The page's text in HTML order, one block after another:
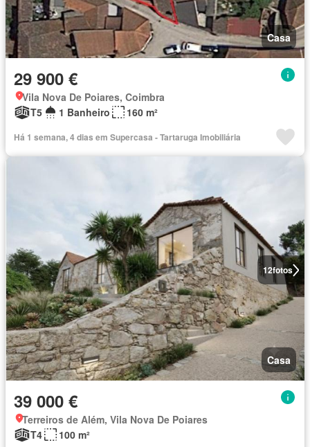
Casa
29 900 €
Vila Nova De Poiares, Coimbra
T5
1 Banheiro 160 m²
Há 1 semana, 4 dias em Supercasa - Tartaruga Imobiliária
12fotos
Casa
39 000 €
Terreiros de Além, Vila Nova De Poiares
T4
100 m²